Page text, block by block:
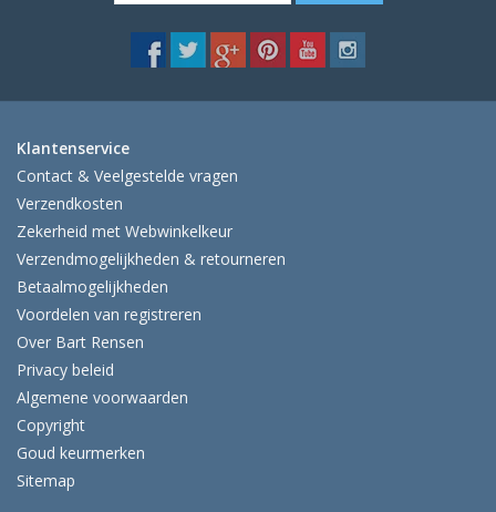
Klantenservice
Contact & Veelgestelde vragen
Verzendkosten
Zekerheid met Webwinkelkeur
Verzendmogelijkheden & retourneren
Betaalmogelijkheden
Voordelen van registreren
Over Bart Rensen
Privacy beleid
Algemene voorwaarden
Copyright
Goud keurmerken
Sitemap